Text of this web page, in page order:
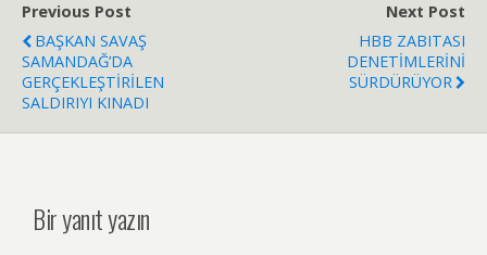
Previous Post
BAŞKAN SAVAŞ
SAMANDAĞ’DA
GERÇEKLEŞTİRİLEN
SALDIRIYI KINADI
Next Post
HBB ZABITASI
DENETİMLERİNİ
SÜRDÜRÜYOR
Bir yanıt yazın